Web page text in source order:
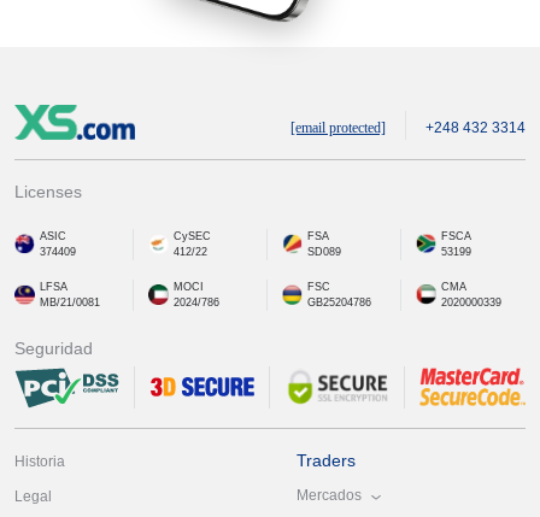
[email protected] +248 432 3314
Licenses
ASIC
374409
CySEC
412/22
FSA
SD089
FSCA
53199
LFSA
MB/21/0081
MOCI
2024/786
FSC
GB25204786
CMA
2020000339
Seguridad
Historia
Legal
Traders
Mercados